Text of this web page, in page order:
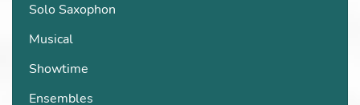
Solo Saxophon
Musical
Showtime
Ensembles